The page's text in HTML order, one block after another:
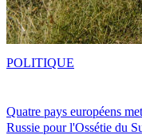
Quatre pays européens
Russie pour l'Ossétie du
POLITIQUE